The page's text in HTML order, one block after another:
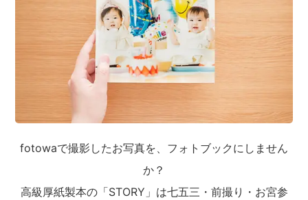
fotowaで撮影したお写真を、フォトブックにしません
か？
高級厚紙製本の「STORY」は七五三・前撮り・お宮参